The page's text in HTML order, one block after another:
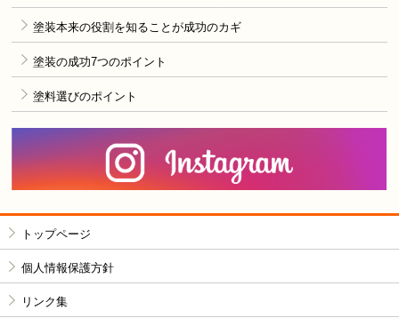
塗装本来の役割を知ることが成功のカギ
塗装の成功7つのポイント
塗料選びのポイント
トップページ
個人情報保護方針
リンク集